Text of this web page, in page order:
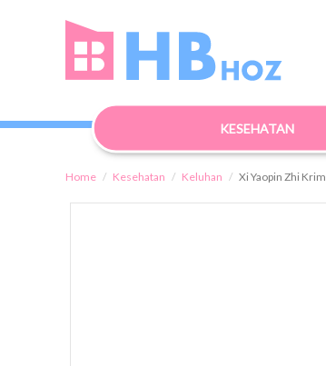
KESEHATAN
Home Kesehatan Keluhan Xi Yaopin Zhi Krim